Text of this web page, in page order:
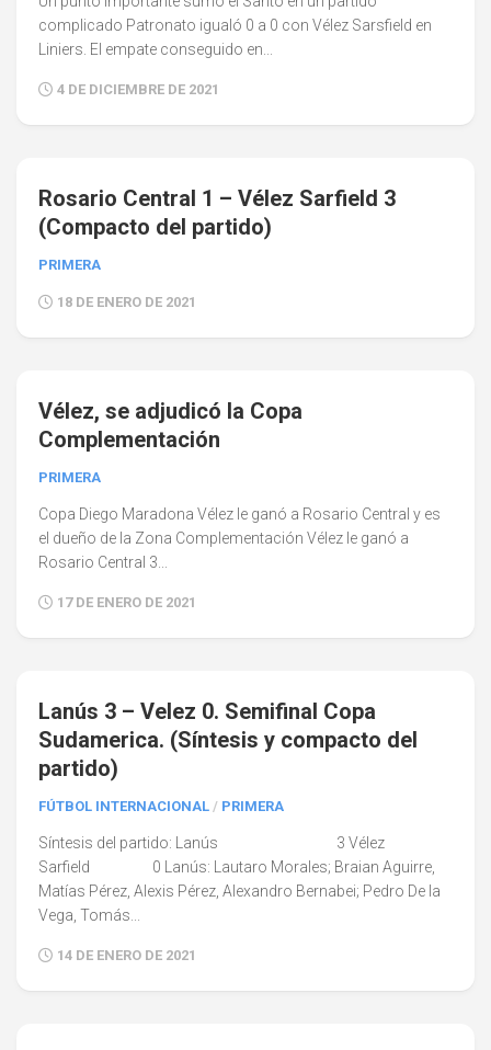
complicado Patronato igualó 0 a 0 con Vélez Sarsfield en
Liniers. El empate conseguido en...
4 DE DICIEMBRE DE 2021
Rosario Central 1 – Vélez Sarfield 3
(Compacto del partido)
PRIMERA
18 DE ENERO DE 2021
Vélez, se adjudicó la Copa
Complementación
PRIMERA
Copa Diego Maradona Vélez le ganó a Rosario Central y es
el dueño de la Zona Complementación Vélez le ganó a
Rosario Central 3...
17 DE ENERO DE 2021
Lanús 3 – Velez 0. Semifinal Copa
Sudamerica. (Síntesis y compacto del
partido)
FÚTBOL INTERNACIONAL / PRIMERA
Síntesis del partido: Lanús 3 Vélez
Sarfield 0 Lanús: Lautaro Morales; Braian Aguirre,
Matías Pérez, Alexis Pérez, Alexandro Bernabei; Pedro De la
Vega, Tomás...
14 DE ENERO DE 2021